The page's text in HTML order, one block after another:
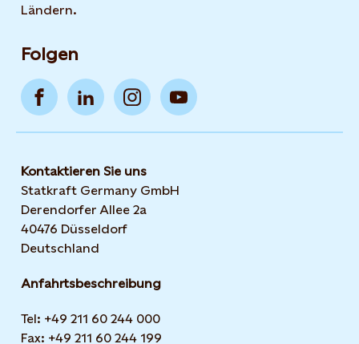
Ländern.
Folgen
Kontaktieren Sie uns
Statkraft Germany GmbH
Derendorfer Allee 2a
40476 Düsseldorf
Deutschland
Anfahrtsbeschreibung
Tel: +49 211 60 244 000
Fax: +49 211 60 244 199